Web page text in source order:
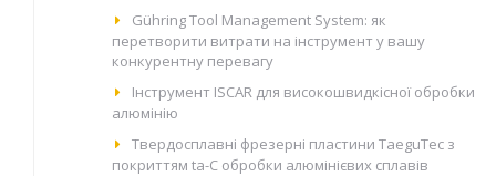
Gühring Tool Management System: як
перетворити витрати на інструмент у вашу
конкурентну перевагу
Інструмент ISCAR для високошвидкісної обробки
алюмінію
Твердосплавні фрезерні пластини TaeguTec з
покриттям ta-C обробки алюмінієвих сплавів